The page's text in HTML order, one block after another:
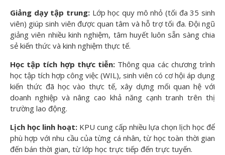
Giảng dạy tập trung: Lớp học quy mô nhỏ (tối đa 35 sinh
viên) giúp sinh viên được quan tâm và hỗ trợ tối đa. Đội ngũ
giảng viên nhiều kinh nghiệm, tâm huyết luôn sẵn sàng chia
sẻ kiến thức và kinh nghiệm thực tế.
Học tập tích hợp thực tiễn: Thông qua các chương trình
học tập tích hợp công việc (WIL), sinh viên có cơ hội áp dụng
kiến thức đã học vào thực tế, xây dựng mối quan hệ với
doanh nghiệp và nâng cao khả năng cạnh tranh trên thị
trường lao động.
Lịch học linh hoạt: KPU cung cấp nhiều lựa chọn lịch học để
phù hợp với nhu cầu của từng cá nhân, từ học toàn thời gian
đến bán thời gian, từ lớp học trực tiếp đến trực tuyến.